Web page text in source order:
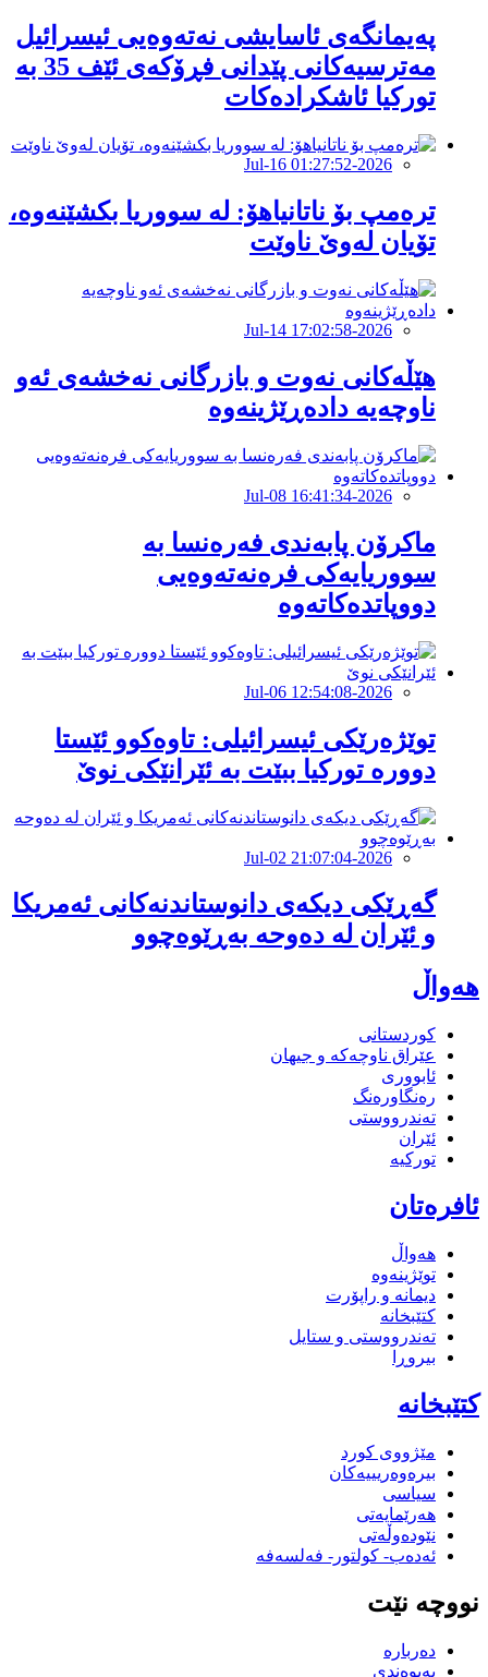
پەیمانگەی ئاسایشی نەتەوەیی ئیسرائیل
مەترسیەكانی پێدانی فڕۆكەی ئێف 35 بە
توركیا ئاشكرادەكات
2026-Jul-16 01:27:52
ترەمپ بۆ ناتانیاهۆ: لە سووریا بکشێنەوە،
تۆیان لەوێ ناوێت
2026-Jul-14 17:02:58
هێڵەکانى نەوت و بازرگانى نەخشەى ئەو
ناوچەیە دادەڕێژینەوە
2026-Jul-08 16:41:34
ماکرۆن پابەندی فەرەنسا بە
سووریایەکی فرەنەتەوەیی
دووپاتدەکاتەوە
2026-Jul-06 12:54:08
توێژەرێكی ئیسرائیلی: تاوەكوو ئێستا
دوورە توركیا ببێت بە ئێرانێكی نوێ
2026-Jul-02 21:07:04
گەڕێکى دیکەى دانوستاندنەکانی ئەمریکا
و ئێران لە دەوحە بەڕێوەچوو
هەواڵ
کوردستانی
عێراق ناوچەکە و جیهان
ئابووری
رەنگاورەنگ
تەندرووستی
ئێران
تورکیە
ئافرەتان
هەواڵ
توێژینەوە
دیمانە و راپۆرت
کتێبخانە
تەندرووستی و ستایل
بیروڕا
کتێبخانە
مێژووى کورد
بیرەوەریییەکان
سیاسى
هەرێمایەتی
نێودەوڵەتی
ئەدەب- کولتور- فەلسەفە
نووچە نێت
دەربارە
پەیوەندی